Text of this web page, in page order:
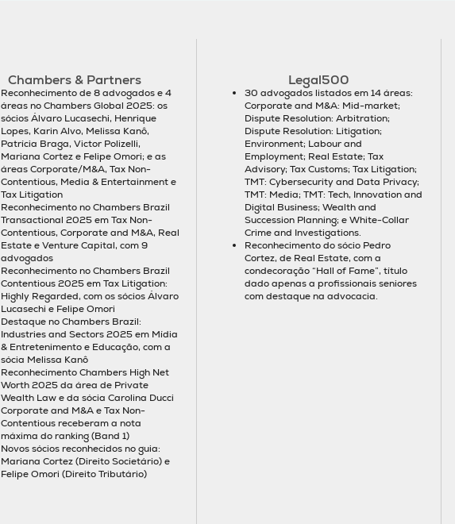
Chambers & Partners
Reconhecimento de 8 advogados e 4
áreas no Chambers Global 2025: os
sócios Álvaro Lucasechi, Henrique
Lopes, Karin Alvo, Melissa Kanô,
Patrícia Braga, Victor Polizelli,
Mariana Cortez e Felipe Omori; e as
áreas Corporate/M&A, Tax Non-
Contentious, Media & Entertainment e
Tax Litigation
Reconhecimento no Chambers Brazil
Transactional 2025 em Tax Non-
Contentious, Corporate and M&A, Real
Estate e Venture Capital, com 9
advogados
Reconhecimento no Chambers Brazil
Contentious 2025 em Tax Litigation:
Highly Regarded, com os sócios Álvaro
Lucasechi e Felipe Omori
Destaque no Chambers Brazil:
Industries and Sectors 2025 em Mídia
& Entretenimento e Educação, com a
sócia Melissa Kanô
Reconhecimento Chambers High Net
Worth 2025 da área de Private
Wealth Law e da sócia Carolina Ducci
Corporate and M&A e Tax Non-
Contentious receberam a nota
máxima do ranking (Band 1)
Novos sócios reconhecidos no guia:
Mariana Cortez (Direito Societário) e
Felipe Omori (Direito Tributário)
Legal500
30 advogados listados em 14 áreas:
Corporate and M&A: Mid-market;
Dispute Resolution: Arbitration;
Dispute Resolution: Litigation;
Environment; Labour and
Employment; Real Estate; Tax
Advisory; Tax Customs; Tax Litigation;
TMT: Cybersecurity and Data Privacy;
TMT: Media; TMT: Tech, Innovation and
Digital Business; Wealth and
Succession Planning; e White-Collar
Crime and Investigations.
Reconhecimento do sócio Pedro
Cortez, de Real Estate, com a
condecoração “Hall of Fame”, título
dado apenas a profissionais seniores
com destaque na advocacia.